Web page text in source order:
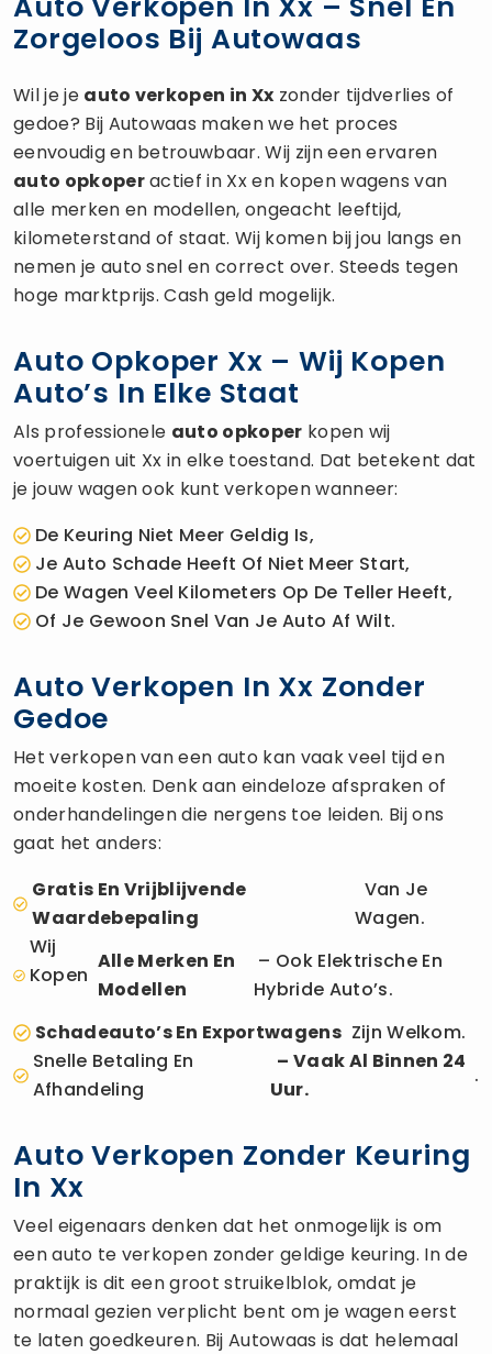
Zorgeloos Bij Autowaas
Wil je je auto verkopen in Xx zonder tijdverlies of
gedoe? Bij Autowaas maken we het proces
eenvoudig en betrouwbaar. Wij zijn een ervaren
auto opkoperactief in Xx en kopen wagens van
alle merken en modellen, ongeacht leeftijd,
kilometerstand of staat. Wij komen bij jou langs en
nemen je auto snel en correct over. Steeds tegen
hoge marktprijs. Cash geld mogelijk.
Auto Opkoper Xx – Wij Kopen
Auto’s In Elke Staat
Als professionele auto opkoper kopen wij
voertuigen uit Xx in elke toestand. Dat betekent dat
je jouw wagen ook kunt verkopen wanneer:
De Keuring Niet Meer Geldig Is,
Je Auto Schade Heeft Of Niet Meer Start,
De Wagen Veel Kilometers Op De Teller Heeft,
Of Je Gewoon Snel Van Je Auto Af Wilt.
Auto Verkopen In Xx Zonder
Gedoe
Het verkopen van een auto kan vaak veel tijd en
moeite kosten. Denk aan eindeloze afspraken of
onderhandelingen die nergens toe leiden. Bij ons
gaat het anders:
Gratis En Vrijblijvende
Waardebepaling
Van Je
Wagen.
Wij
Kopen
Alle Merken En
Modellen
– Ook Elektrische En
Hybride Auto’s.
Schadeauto’s En ExportwagensZijn Welkom.
Snelle Betaling En
Afhandeling
– Vaak Al Binnen 24
Uur.
.
Auto Verkopen Zonder Keuring
In Xx
Veel eigenaars denken dat het onmogelijk is om
een auto te verkopen zonder geldige keuring. In de
praktijk is dit een groot struikelblok, omdat je
normaal gezien verplicht bent om je wagen eerst
te laten goedkeuren. Bij Autowaas is dat helemaal